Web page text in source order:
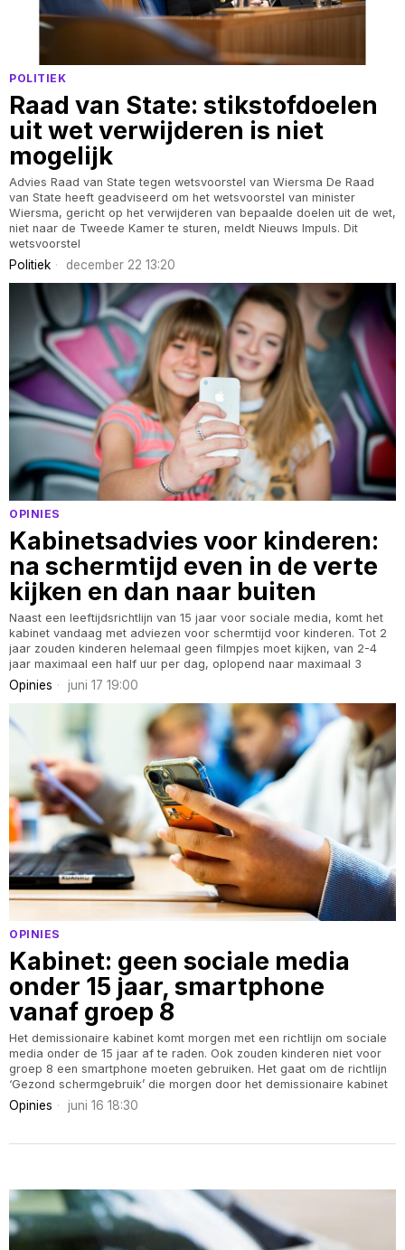
POLITIEK
Raad van State: stikstofdoelen
uit wet verwijderen is niet
mogelijk
Advies Raad van State tegen wetsvoorstel van Wiersma De Raad
van State heeft geadviseerd om het wetsvoorstel van minister
Wiersma, gericht op het verwijderen van bepaalde doelen uit de wet,
niet naar de Tweede Kamer te sturen, meldt Nieuws Impuls. Dit
wetsvoorstel
Politiek december 22 13:20
OPINIES
Kabinetsadvies voor kinderen:
na schermtijd even in de verte
kijken en dan naar buiten
Naast een leeftijdsrichtlijn van 15 jaar voor sociale media, komt het
kabinet vandaag met adviezen voor schermtijd voor kinderen. Tot 2
jaar zouden kinderen helemaal geen filmpjes moet kijken, van 2-4
jaar maximaal een half uur per dag, oplopend naar maximaal 3
Opinies juni 17 19:00
OPINIES
Kabinet: geen sociale media
onder 15 jaar, smartphone
vanaf groep 8
Het demissionaire kabinet komt morgen met een richtlijn om sociale
media onder de 15 jaar af te raden. Ook zouden kinderen niet voor
groep 8 een smartphone moeten gebruiken. Het gaat om de richtlijn
‘Gezond schermgebruik’ die morgen door het demissionaire kabinet
Opinies juni 16 18:30